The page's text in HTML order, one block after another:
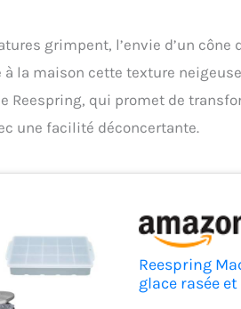
grimpent, l’envie d’un
à la maison cette texture
Reespring, qui promet de
une facilité déconcertante.
Reespring
glace rasée